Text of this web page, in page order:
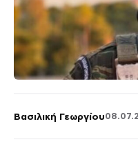
Βασιλική Γεωργίου